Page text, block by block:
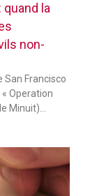
quand la
non-
San Francisco
Operation
Minuit)…